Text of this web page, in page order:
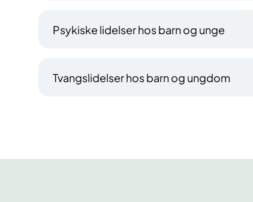
Psykiske lidelser hos barn og unge
Tvangslidelser hos barn og ungdom